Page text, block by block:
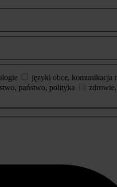
języki obce, komunikacja
państwo, polityka